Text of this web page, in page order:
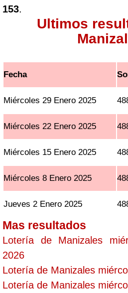
153.
Ultimos
Fecha
Miércoles 29 Enero 2025
Miércoles 22 Enero 2025
Miércoles 15 Enero 2025
Miércoles 8 Enero 2025
Jueves 2 Enero 2025
Mas resultados
Lotería de Manizales
2026
Lotería de Manizales
Lotería de Manizales